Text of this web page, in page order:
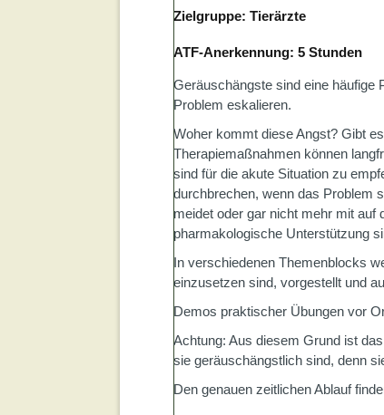
Zielgruppe: Tierärzte
ATF-Anerkennung: 5 Stunden
Geräuschängste sind eine häufige
Problem eskalieren.
Woher kommt diese Angst? Gibt
Therapiemaßnahmen können
sind für die akute Situation zu
durchbrechen, wenn das Problem
meidet oder gar nicht mehr mit auf
pharmakologische Unterstützung
In verschiedenen Themenblocks
einzusetzen sind, vorgestellt und
Demos praktischer Übungen vor
Achtung: Aus diesem Grund ist
sie geräuschängstlich sind, denn
Den genauen zeitlichen Ablauf